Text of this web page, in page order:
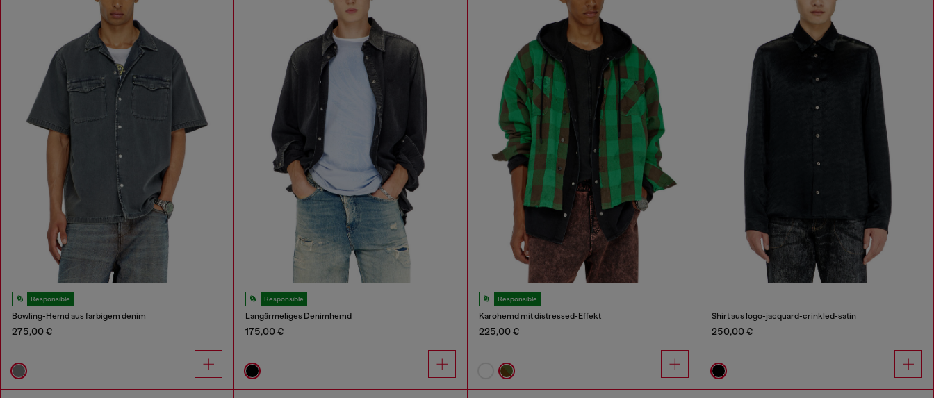
Responsible
Bowling-Hemd aus farbigem denim
275,00 €
Responsible
Langärmeliges Denimhemd
175,00 €
Responsible
Karohemd mit distressed-Effekt
225,00 €
Shirt aus logo-jacquard-crinkled-satin
250,00 €